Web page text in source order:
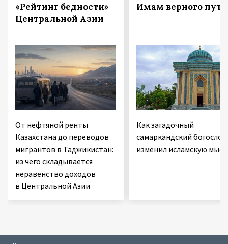
«Рейтинг бедности»
Центральной Азии
От нефтяной ренты
Казахстана до переводов
мигрантов в Таджикистан:
из чего складывается
неравенство доходов
в Центральной Азии
Имам верного пути
Как загадочный
самаркандский богослов
изменил исламскую